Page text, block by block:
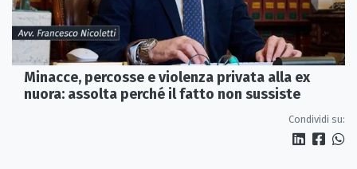
Minacce, percosse e violenza privata alla ex
nuora: assolta perché il fatto non sussiste
Condividi su: